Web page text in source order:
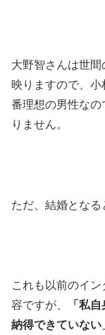
大野智さんは世
映りますので、
番理想の男性な
りません。
ただ、結婚となる
これも以前のイ
容ですが、
「私
納得できていな